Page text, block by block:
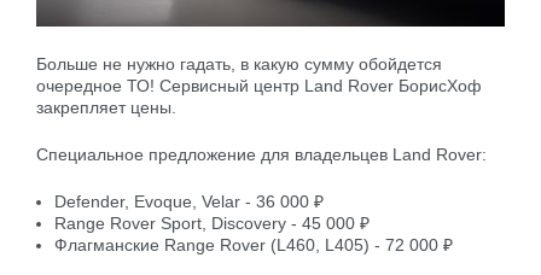
Больше не нужно гадать, в какую сумму обойдется
очередное ТО! Сервисный центр Land Rover БорисХоф
закрепляет цены.
Специальное предложение для владельцев Land Rover:
Defender, Evoque, Velar - 36 000 ₽
Range Rover Sport, Discovery - 45 000 ₽
Флагманские Range Rover (L460, L405) - 72 000 ₽